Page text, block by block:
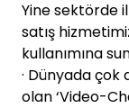
Yine sektörde
satış
kullanımına
· Dünyada çok
olan ‘Video-